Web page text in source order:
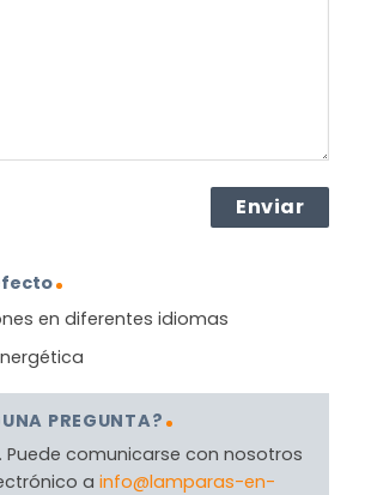
en diferentes idiomas
PREGUNTA?
comunicarse con nosotros
a info@lamparas-en-